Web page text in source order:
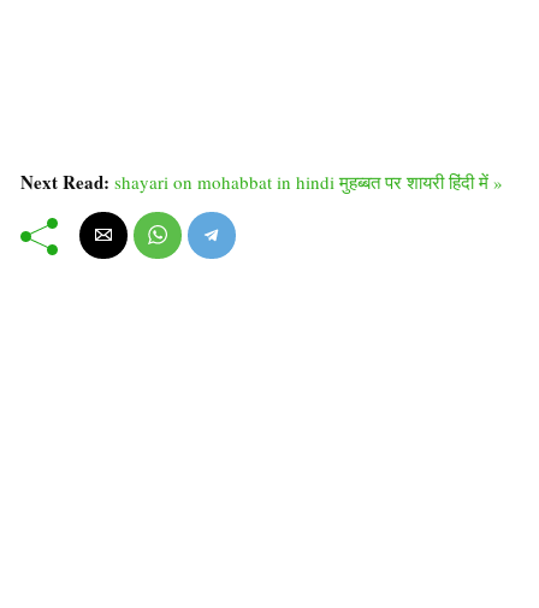
Next Read: shayari on mohabbat in hindi मुहब्बत पर शायरी हिंदी में »